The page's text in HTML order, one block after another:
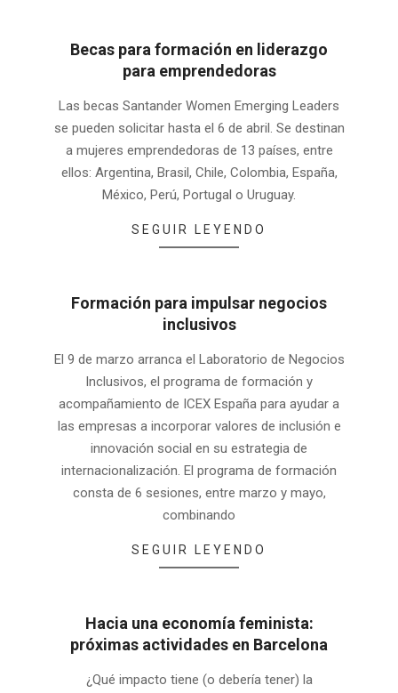
Becas para formación en liderazgo
para emprendedoras
03-
17
Las becas Santander Women Emerging Leaders
se pueden solicitar hasta el 6 de abril. Se destinan
a mujeres emprendedoras de 13 países, entre
ellos: Argentina, Brasil, Chile, Colombia, España,
México, Perú, Portugal o Uruguay.
SEGUIR LEYENDO
Formación para impulsar negocios
inclusivos
03-
El 9 de marzo arranca el Laboratorio de Negocios
Inclusivos, el programa de formación y
acompañamiento de ICEX España para ayudar a
las empresas a incorporar valores de inclusión e
innovación social en su estrategia de
internacionalización. El programa de formación
consta de 6 sesiones, entre marzo y mayo,
combinando
SEGUIR LEYENDO
Hacia una economía feminista:
próximas actividades en Barcelona
¿Qué impacto tiene (o debería tener) la